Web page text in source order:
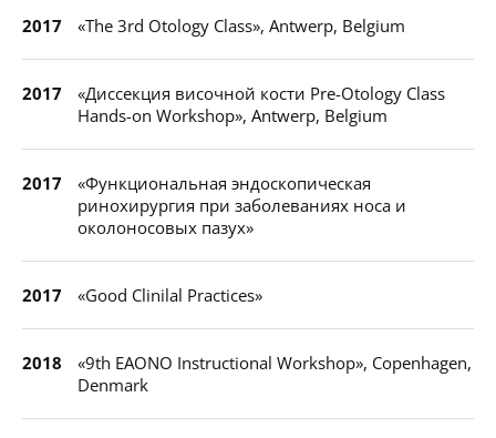
2017 «The 3rd Otology Class», Antwerp, Belgium
2017
«Диссекция височной кости Pre-Otology Class
Hands-on Workshop», Antwerp, Belgium
2017
«Функциональная эндоскопическая
ринохирургия при заболеваниях носа и
околоносовых пазух»
2017 «Good Clinilal Practices»
2018
«9th EAONO Instructional Workshop», Copenhagen,
Denmark